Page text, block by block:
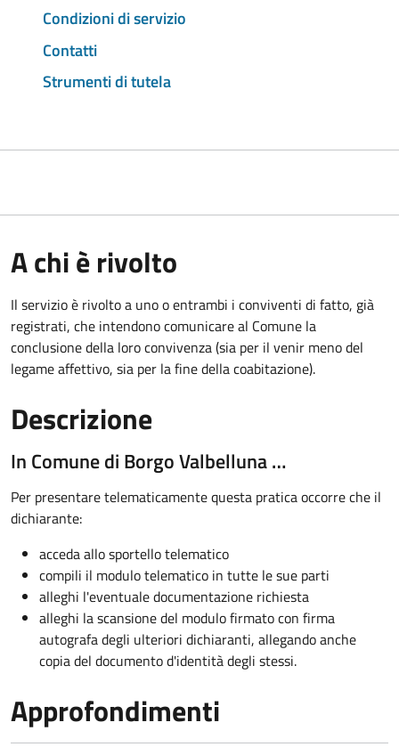
Condizioni di servizio
Contatti
Strumenti di tutela
A chi è rivolto
Il servizio è rivolto a uno o entrambi i conviventi di fatto, già
registrati, che intendono comunicare al Comune la
conclusione della loro convivenza (sia per il venir meno del
legame affettivo, sia per la fine della coabitazione).
Descrizione
In Comune di Borgo Valbelluna …
Per presentare telematicamente questa pratica occorre che il
dichiarante:
acceda allo sportello telematico
compili il modulo telematico in tutte le sue parti
alleghi l'eventuale documentazione richiesta
alleghi la scansione del modulo firmato con firma
autografa degli ulteriori dichiaranti, allegando anche
copia del documento d'identità degli stessi.
Approfondimenti